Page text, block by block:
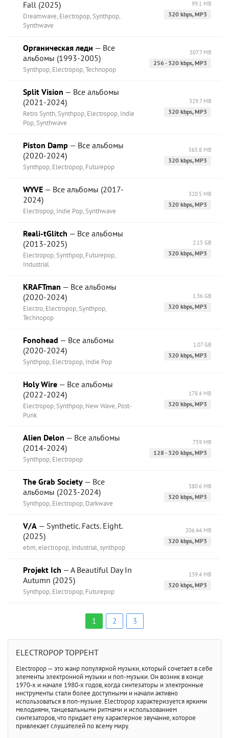
Fall (2025)
Dreamwave, Electropop, Synthpop,
Synthwave
99.1 MB
320 kbps, MP3
Органическая леди — Все
альбомы (1993-2005)
Synthpop, Electropop, Technopop
507.7 MB
256 - 320 kbps, MP3
Split Vision — Все альбомы
(2021-2024)
Retro Synth, Synthpop, Electropop, Indie
Pop, Synthwave
329.7 MB
320 kbps, MP3
Piston Damp — Все альбомы
(2020-2024)
Synthpop, Electropop, Futurepop
565.8 MB
320 kbps, MP3
WYVE — Все альбомы (2017-
2024)
Electropop, Indie Pop, Synthwave
320.5 MB
320 kbps, MP3
Reali-tGlitch — Все альбомы
(2013-2025)
Electropop, Synthpop, Futurepop,
Industrial
2.15 GB
320 kbps, MP3
KRAFTman — Все альбомы
(2020-2024)
Electro, Electropop, Synthpop,
Technopop
1.36 GB
320 kbps, MP3
Fonohead — Все альбомы
(2020-2024)
Synthpop, Electropop, Indie Pop
1.07 GB
320 kbps, MP3
Holy Wire — Все альбомы
(2022-2024)
Electropop, Synthpop, New Wave, Post-
Punk
178.4 MB
320 kbps, MP3
Alien Delon — Все альбомы
(2014-2024)
Synthpop, Electropop
759 MB
128 - 320 kbps, MP3
The Grab Society — Все
альбомы (2023-2024)
Synthpop, Electropop, Darkwave
380.6 MB
320 kbps, MP3
V/A — Synthetic. Facts. Eight.
(2025)
ebm, electropop, industrial, synthpop
206.44 MB
320 kbps, MP3
Projekt Ich — A Beautiful Day In
Autumn (2025)
Synthpop, Electropop, Futurepop
139.4 MB
320 kbps, MP3
1 2 3
ELECTROPOP ТОРРЕНТ
Electropop — это жанр популярной музыки, который сочетает в себе
элементы электронной музыки и поп-музыки. Он возник в конце
1970-х и начале 1980-х годов, когда синтезаторы и электронные
инструменты стали более доступными и начали активно
использоваться в поп-музыке. Electropop характеризуется яркими
мелодиями, танцевальными ритмами и использованием
синтезаторов, что придает ему характерное звучание, которое
привлекает слушателей по всему миру.